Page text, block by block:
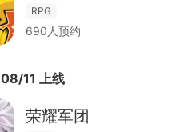
RPG
690人预约
08/11 上线
荣耀军团